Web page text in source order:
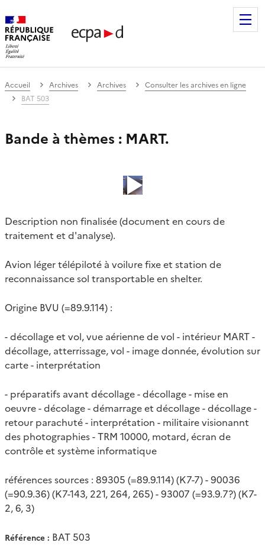
de communication et de production
Accueil Archives Archives
Consulter les archives en ligne
BAT 503
Bande à thèmes : MART.
Description non finalisée (document en cours de
traitement et d'analyse).
Avion léger télépiloté à voilure fixe et station de
reconnaissance sol transportable en shelter.
Origine BVU (=89.9.114) :
- décollage et vol, vue aérienne de vol - intérieur MART -
décollage, atterrissage, vol - image donnée, évolution sur
carte - interprétation
- préparatifs avant décollage - décollage - mise en
oeuvre - décolage - démarrage et décollage - décollage -
retour parachuté - interprétation - militaire visionannt
des photographies - TRM 10000, motard, écran de
contrôle et système informatique
références sources : 89305 (=89.9.114) (K7-7) - 90036
(=90.9.36) (K7-143, 221, 264, 265) - 93007 (=93.9.7?) (K7-
2, 6, 3)
Référence BAT 503